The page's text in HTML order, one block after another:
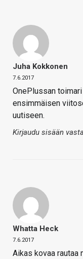
Juha Kokkonen
7.6.2017
OnePlussan
ensimmäisen
uutiseen.
Kirjaudu sisään
Whatta Heck
7.6.2017
Aikas kovaa rautaa